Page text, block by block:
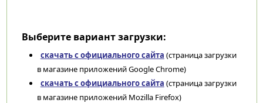
Выберите вариант загрузки:
скачать с официального сайта (страница загрузки
в магазине приложений Google Chrome)
скачать с официального сайта (страница загрузки
в магазине приложений Mozilla Firefox)